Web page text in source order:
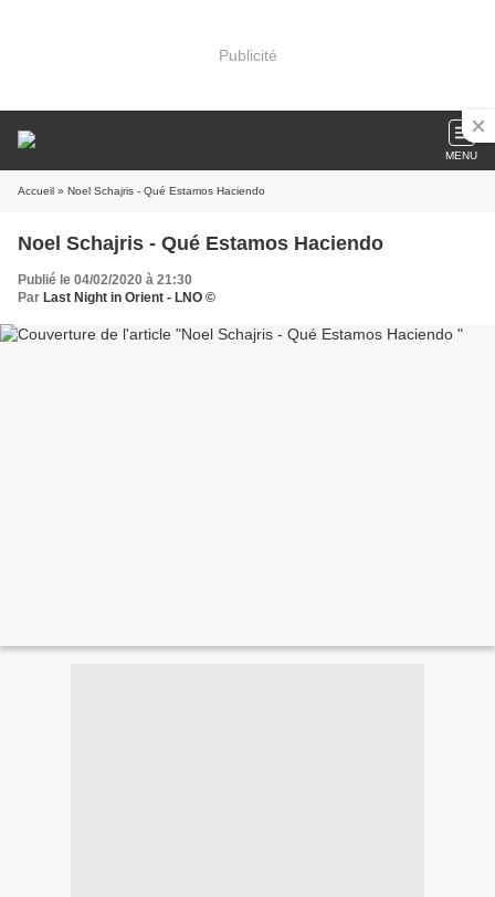
Publicité
MENU
Accueil » Noel Schajris - Qué Estamos Haciendo
Noel Schajris - Qué Estamos Haciendo
Publié le 04/02/2020 à 21:30
Par Last Night in Orient - LNO ©